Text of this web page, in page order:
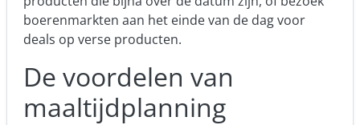
boerenmarkten aan het einde van de dag voor
deals op verse producten.
De voordelen van
maaltijdplanning